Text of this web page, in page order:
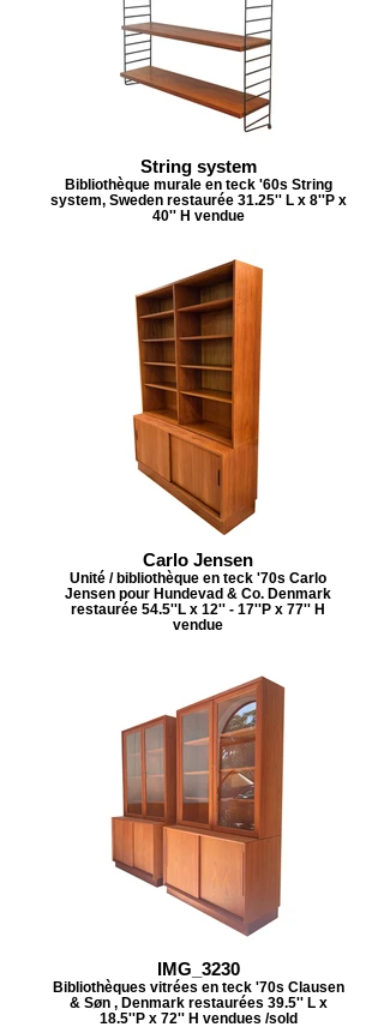
String system
Bibliothèque murale en teck '60s String
system, Sweden restaurée 31.25'' L x 8''P x
40'' H vendue
Carlo Jensen
Unité / bibliothèque en teck '70s Carlo
Jensen pour Hundevad & Co. Denmark
restaurée 54.5''L x 12'' - 17''P x 77'' H
vendue
IMG_3230
Bibliothèques vitrées en teck '70s Clausen
& Søn , Denmark restaurées 39.5'' L x
18.5''P x 72'' H vendues /sold